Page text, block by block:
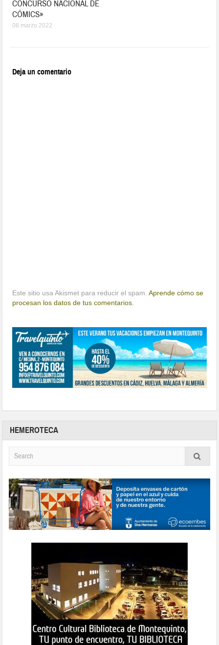
CONCURSO NACIONAL DE
CÓMICS»
08 marzo 2022
Deja un comentario
Este sitio usa Akismet para reducir el spam.Aprende cómo se
procesan los datos de tus comentarios.
HEMEROTECA